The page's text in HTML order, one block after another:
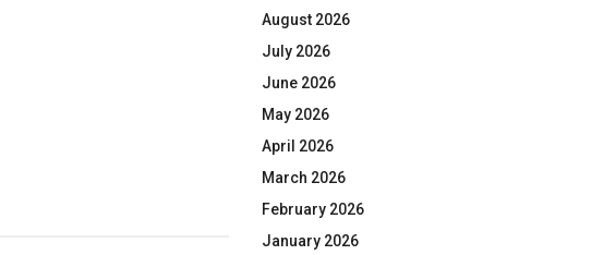
August 2026
July 2026
June 2026
May 2026
April 2026
March 2026
February 2026
January 2026